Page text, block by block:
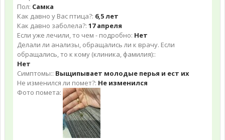
Пол: Самка
Как давно у Вас птица?: 6,5 лет
Как давно заболела?: 17 апреля
Если уже лечили, то чем - подробно: Нет
Делали ли анализы, обращались ли к врачу. Если
обращались, то к кому (клиника, фамилия)::
Нет
Симптомы:: Выщипывает молодые перья и ест их
Не изменился ли помет?: Не изменился
Фото помета: